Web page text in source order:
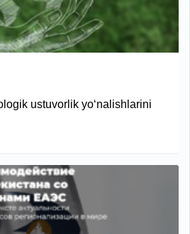
ustuvorlik yo‘nalishlarini